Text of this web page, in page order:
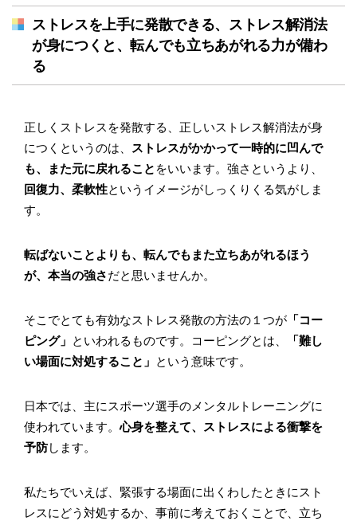
ストレスを上手に発散できる、ストレス解消法
が身につくと、転んでも立ちあがれる力が備わ
る
正しくストレスを発散する、正しいストレス解消法が身
につくというのは、
ストレスがかかって一時的に凹んで
も、また元に戻れること をいいます。強さというより、
回復力、柔軟性というイメージがしっくりくる気がしま
す。
転ばないことよりも、転んでもまた立ちあがれるほう
が、本当の強さだと思いませんか。
そこでとても有効なストレス発散の方法の１つが 「コー
ピング」 といわれるものです。コーピングとは、
「難し
い場面に対処すること」 という意味です。
日本では、主にスポーツ選手のメンタルトレーニングに
使われています。心身を整えて、ストレスによる衝撃を
予防します。
私たちでいえば、緊張する場面に出くわしたときにスト
レスにどう対処するか、事前に考えておくことで、立ち